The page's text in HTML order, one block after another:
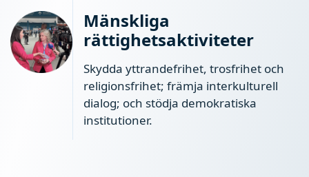
Mänskliga
rättighetsaktiviteter
Skydda yttrandefrihet, trosfrihet och
religionsfrihet; främja interkulturell
dialog; och stödja demokratiska
institutioner.